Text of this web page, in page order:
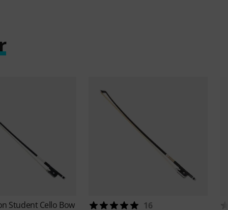
Student Cello Bow 16